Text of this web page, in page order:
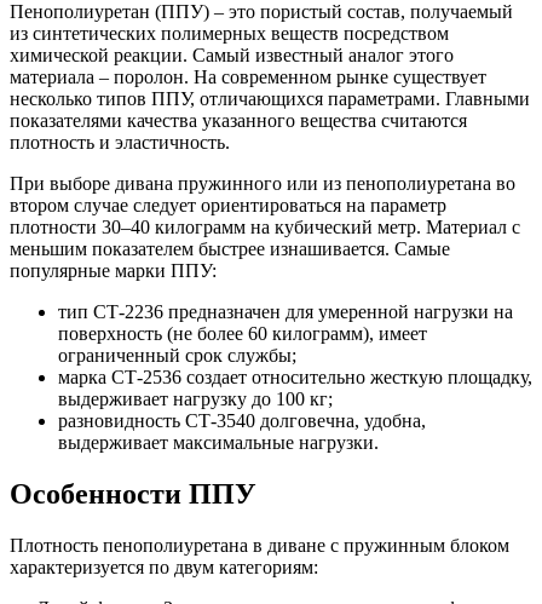
Пенополиуретан (ППУ) – это пористый состав, получаемый
из синтетических полимерных веществ посредством
химической реакции. Самый известный аналог этого
материала – поролон. На современном рынке существует
несколько типов ППУ, отличающихся параметрами. Главными
показателями качества указанного вещества считаются
плотность и эластичность.
При выборе дивана пружинного или из пенополиуретана во
втором случае следует ориентироваться на параметр
плотности 30–40 килограмм на кубический метр. Материал с
меньшим показателем быстрее изнашивается. Самые
популярные марки ППУ:
тип СТ-2236 предназначен для умеренной нагрузки на
поверхность (не более 60 килограмм), имеет
ограниченный срок службы;
марка СТ-2536 создает относительно жесткую площадку,
выдерживает нагрузку до 100 кг;
разновидность СТ-3540 долговечна, удобна,
выдерживает максимальные нагрузки.
Особенности ППУ
Плотность пенополиуретана в диване с пружинным блоком
характеризуется по двум категориям: